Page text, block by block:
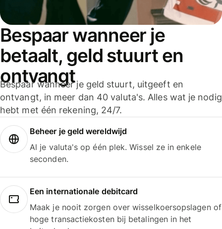
Bespaar wanneer je
betaalt, geld stuurt en
ontvangt
Bespaar wanneer je geld stuurt, uitgeeft en
ontvangt, in meer dan 40 valuta's. Alles wat je nodig
hebt met één rekening, 24/7.
Beheer je geld wereldwijd
Al je valuta's op één plek. Wissel ze in enkele
seconden.
Een internationale debitcard
Maak je nooit zorgen over wisselkoersopslagen of
hoge transactiekosten bij betalingen in het